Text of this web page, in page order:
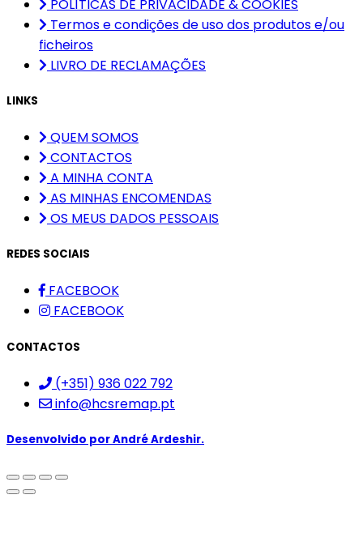
POLÍTICAS DE PRIVACIDADE & COOKIES
Termos e condições de uso dos produtos e/ou
ficheiros
LIVRO DE RECLAMAÇÕES
LINKS
QUEM SOMOS
CONTACTOS
A MINHA CONTA
AS MINHAS ENCOMENDAS
OS MEUS DADOS PESSOAIS
REDES SOCIAIS
FACEBOOK
FACEBOOK
CONTACTOS
(+351) 936 022 792
info@hcsremap.pt
Desenvolvido porAndré Ardeshir.